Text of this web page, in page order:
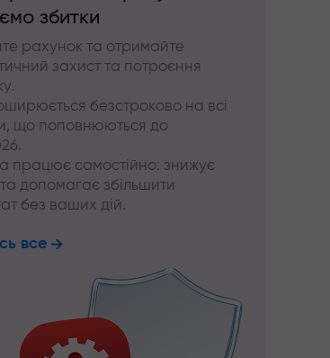
збитки
рахунок та отримайте
захист та потроєння
безстроково на всі
що поповнюються до
працює самостійно: знижує
допомагає збільшити
без ваших дій.
все